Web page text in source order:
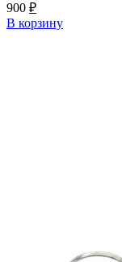
900 ₽
В корзину